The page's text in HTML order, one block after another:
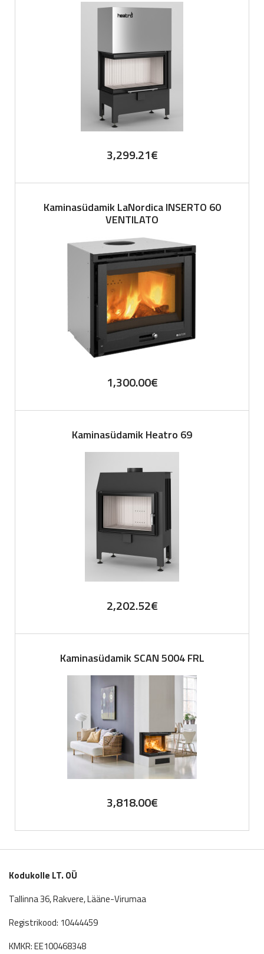
3,299.21€
Kaminasüdamik LaNordica INSERTO 60
VENTILATO
1,300.00€
Kaminasüdamik Heatro 69
2,202.52€
Kaminasüdamik SCAN 5004 FRL
3,818.00€
Kodukolle LT. OÜ
Tallinna 36, Rakvere, Lääne-Virumaa
Registrikood: 10444459
KMKR: EE100468348